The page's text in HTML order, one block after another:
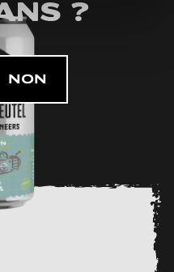
?
NON